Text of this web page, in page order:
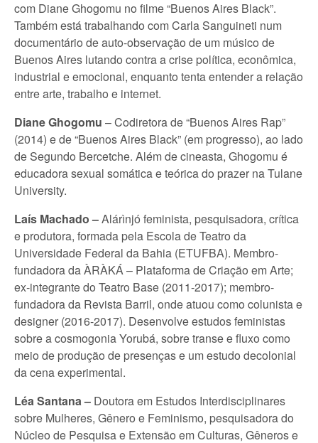
com Diane Ghogomu no filme “Buenos Aires Black”.
Também está trabalhando com Carla Sanguineti num
documentário de auto-observação de um músico de
Buenos Aires lutando contra a crise política, econômica,
industrial e emocional, enquanto tenta entender a relação
entre arte, trabalho e internet.
Diane Ghogomu – Codiretora de “Buenos Aires Rap”
(2014) e de “Buenos Aires Black” (em progresso), ao lado
de Segundo Bercetche. Além de cineasta, Ghogomu é
educadora sexual somática e teórica do prazer na Tulane
University.
Laís Machado –Alárìnjó feminista, pesquisadora, crítica
e produtora, formada pela Escola de Teatro da
Universidade Federal da Bahia (ETUFBA). Membro-
fundadora da ÀRÀKÁ – Plataforma de Criação em Arte;
ex-integrante do Teatro Base (2011-2017); membro-
fundadora da Revista Barril, onde atuou como colunista e
designer (2016-2017). Desenvolve estudos feministas
sobre a cosmogonia Yorubá, sobre transe e fluxo como
meio de produção de presenças e um estudo decolonial
da cena experimental.
Léa Santana – Doutora em Estudos Interdisciplinares
sobre Mulheres, Gênero e Feminismo, pesquisadora do
Núcleo de Pesquisa e Extensão em Culturas, Gêneros e